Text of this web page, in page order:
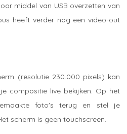
middel van USB overzetten van
heeft verder nog een video-out
(resolutie 230.000 pixels) kan
compositie live bekijken. Op het
foto's terug en stel je
scherm is geen touchscreen.